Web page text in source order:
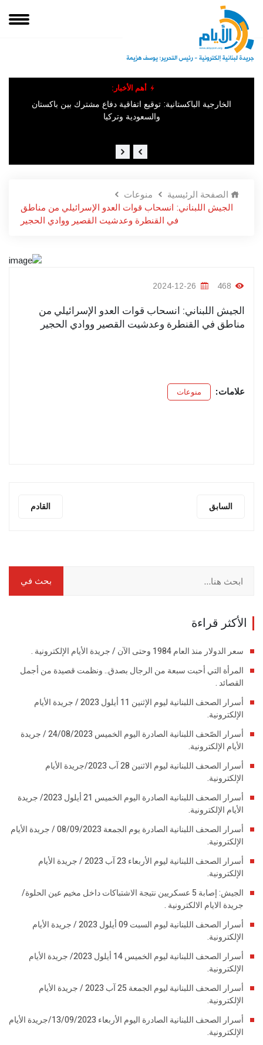
أهم الأخبار:
الخارجية الباكستانية: توقيع اتفاقية دفاع مشترك بين باكستان
والسعودية وتركيا
الصفحة الرئيسية
منوعات
الجيش اللبناني: انسحاب قوات العدو الإسرائيلي من مناطق
في القنطرة وعدشيت القصير ووادي الحجير
الجيش اللبناني: انسحاب قوات العدو الإسرائيلي من
مناطق في القنطرة وعدشيت القصير ووادي الحجير
علامات: منوعات
القادم السابق
الأكثر قراءة
سعر الدولار منذ العام 1984 وحتى الآن / جريدة الأيام الإلكترونية .
المرأة التي أحبت سبعة من الرجال بصدق.. ونظمت قصيدة من أجمل
القصائد .
أسرار الصحف اللبنانية ليوم الإثنين 11 أيلول 2023 / جريدة الأيام
الإلكترونية.
أسرار الصّحف اللبنانية الصادرة اليوم الخميس 24/08/2023 / جريدة
الأيام الإلكترونية.
أسرار الصحف اللبنانية ليوم الاثنين 28 آب 2023/جريدة الأيام
الإلكترونية.
أسرار الصحف اللبنانية الصادرة اليوم الخميس 21 أيلول 2023/ جريدة
الأيام الإلكترونية.
أسرار الصحف اللبنانية الصادرة يوم الجمعة 08/09/2023 / جريدة الأيام
الإلكترونية.
أسرار الصحف اللبنانية ليوم الأربعاء 23 آب 2023 / جريدة الأيام
الإلكترونية.
الجيش: إصابة 5 عسكريين نتيجة الاشتباكات داخل مخيم عين الحلوة/
جريدة الايام الالكترونية .
أسرار الصحف اللبنانية ليوم السبت 09 أيلول 2023 / جريدة الأيام
الإلكترونية.
أسرار الصحف اللبنانية ليوم الخميس 14 أيلول 2023/ جريدة الأيام
الإلكترونية.
أسرار الصحف اللبنانية ليوم الجمعة 25 آب 2023 / جريدة الأيام
الإلكترونية.
أسرار الصحف اللبنانية الصادرة اليوم الأربعاء 13/09/2023/جريدة الأيام
الإلكترونية.